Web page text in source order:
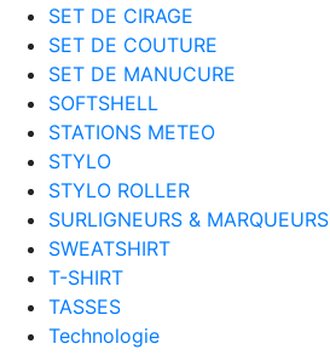
SET DE CIRAGE
SET DE COUTURE
SET DE MANUCURE
SOFTSHELL
STATIONS METEO
STYLO
STYLO ROLLER
SURLIGNEURS & MARQUEURS
SWEATSHIRT
T-SHIRT
TASSES
Technologie